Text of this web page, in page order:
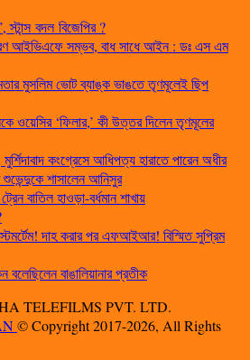
স্টান্স বদল বিজেপির ?
আইভিএফে সম্ভব, বাধ সাধে আইন : ডঃ এস এম
মুসলিম ভোট ব্যাঙ্ক ভাঙতে তৃণমূলেই ছিপ
ওয়েসির ‘ফিলার,’ কী উত্তর দিলেন তৃণমূলের
কংগ্রেসে আধিপত্য হারাতে পারেন অধীর
শাসালেন আনিসুর
বাতিল হাওড়া-বর্ধমান শাখায়
দাহ করার পর এফআইআর! বিস্মিত সুপ্রিম
বাঙালিয়ানার প্রতীক
TELEFILMS PVT. LTD.
© Copyright 2017-2026, All Rights